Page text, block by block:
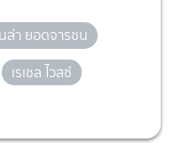
ล่า ยอดจารชน
เรเชล ไวสซ์